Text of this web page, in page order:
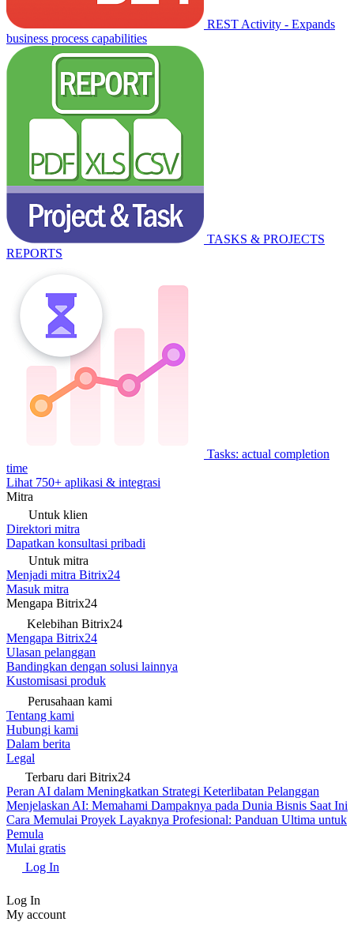
REST Activity - Expands
business process capabilities
TASKS & PROJECTS
REPORTS
Tasks: actual completion
time
Lihat 750+ aplikasi & integrasi
Mitra
Untuk klien
Direktori mitra
Dapatkan konsultasi pribadi
Untuk mitra
Menjadi mitra Bitrix24
Masuk mitra
Mengapa Bitrix24
Kelebihan Bitrix24
Mengapa Bitrix24
Ulasan pelanggan
Bandingkan dengan solusi lainnya
Kustomisasi produk
Perusahaan kami
Tentang kami
Hubungi kami
Dalam berita
Legal
Terbaru dari Bitrix24
Peran AI dalam Meningkatkan Strategi Keterlibatan Pelanggan
Menjelaskan AI: Memahami Dampaknya pada Dunia Bisnis Saat Ini
Cara Memulai Proyek Layaknya Profesional: Panduan Ultima untuk
Pemula
Mulai gratis
Log In
Log In
My account